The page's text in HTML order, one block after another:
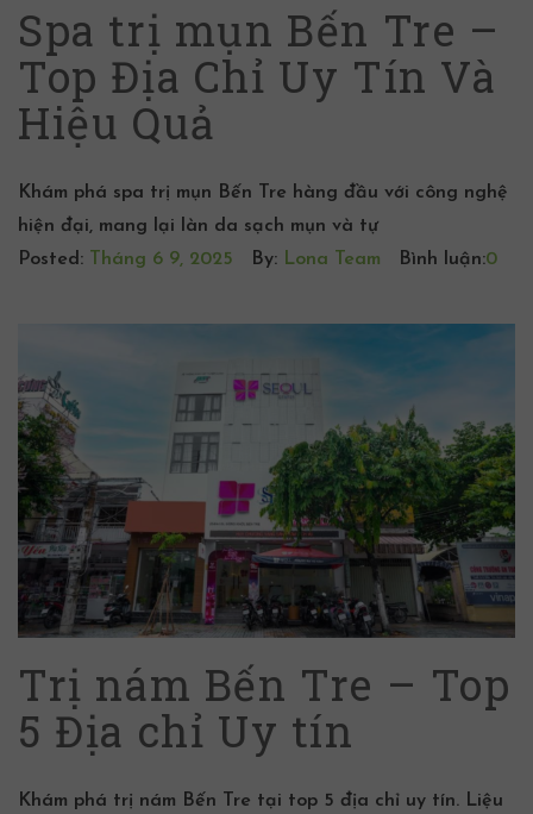
Spa trị mụn Bến Tre –
Top Địa Chỉ Uy Tín Và
Hiệu Quả
Khám phá spa trị mụn Bến Tre hàng đầu với công nghệ
hiện đại, mang lại làn da sạch mụn và tự
Posted:
Tháng 6 9, 2025 By: Lona Team Bình luận:0
Trị nám Bến Tre – Top
5 Địa chỉ Uy tín
Khám phá trị nám Bến Tre tại top 5 địa chỉ uy tín. Liệu